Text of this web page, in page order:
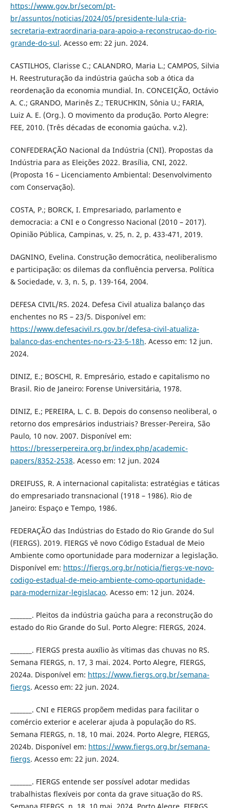
https://www.gov.br/secom/pt-
br/assuntos/noticias/2024/05/presidente-lula-cria-
secretaria-extraordinaria-para-apoio-a-reconstrucao-do-rio-
grande-do-sul. Acesso em: 22 jun. 2024.
CASTILHOS, Clarisse C.; CALANDRO, Maria L.; CAMPOS, Silvia
H. Reestruturação da indústria gaúcha sob a ótica da
reordenação da economia mundial. In. CONCEIÇÃO, Octávio
A. C.; GRANDO, Marinês Z.; TERUCHKIN, Sônia U.; FARIA,
Luiz A. E. (Org.). O movimento da produção. Porto Alegre:
FEE, 2010. (Três décadas de economia gaúcha. v.2).
CONFEDERAÇÃO Nacional da Indústria (CNI). Propostas da
Indústria para as Eleições 2022. Brasília, CNI, 2022.
(Proposta 16 – Licenciamento Ambiental: Desenvolvimento
com Conservação).
COSTA, P.; BORCK, I. Empresariado, parlamento e
democracia: a CNI e o Congresso Nacional (2010 – 2017).
Opinião Pública, Campinas, v. 25, n. 2, p. 433-471, 2019.
DAGNINO, Evelina. Construção democrática, neoliberalismo
e participação: os dilemas da confluência perversa. Política
& Sociedade, v. 3, n. 5, p. 139-164, 2004.
DEFESA CIVIL/RS. 2024. Defesa Civil atualiza balanço das
enchentes no RS – 23/5. Disponível em:
https://www.defesacivil.rs.gov.br/defesa-civil-atualiza-
balanco-das-enchentes-no-rs-23-5-18h. Acesso em: 12 jun.
2024.
DINIZ, E.; BOSCHI, R. Empresário, estado e capitalismo no
Brasil. Rio de Janeiro: Forense Universitária, 1978.
DINIZ, E.; PEREIRA, L. C. B. Depois do consenso neoliberal, o
retorno dos empresários industriais? Bresser-Pereira, São
Paulo, 10 nov. 2007. Disponível em:
https://bresserpereira.org.br/index.php/academic-
papers/8352-2538. Acesso em: 12 jun. 2024
DREIFUSS, R. A internacional capitalista: estratégias e táticas
do empresariado transnacional (1918 – 1986). Rio de
Janeiro: Espaço e Tempo, 1986.
FEDERAÇÃO das Indústrias do Estado do Rio Grande do Sul
(FIERGS). 2019. FIERGS vê novo Código Estadual de Meio
Ambiente como oportunidade para modernizar a legislação.
Disponível em: https://fiergs.org.br/noticia/fiergs-ve-novo-
codigo-estadual-de-meio-ambiente-como-oportunidade-
para-modernizar-legislacao. Acesso em: 12 jun. 2024.
_______. Pleitos da indústria gaúcha para a reconstrução do
estado do Rio Grande do Sul. Porto Alegre: FIERGS, 2024.
_______. FIERGS presta auxílio às vítimas das chuvas no RS.
Semana FIERGS, n. 17, 3 mai. 2024. Porto Alegre, FIERGS,
2024a. Disponível em: https://www.fiergs.org.br/semana-
fiergs. Acesso em: 22 jun. 2024.
_______. CNI e FIERGS propõem medidas para facilitar o
comércio exterior e acelerar ajuda à população do RS.
Semana FIERGS, n. 18, 10 mai. 2024. Porto Alegre, FIERGS,
2024b. Disponível em: https://www.fiergs.org.br/semana-
fiergs. Acesso em: 22 jun. 2024.
_______. FIERGS entende ser possível adotar medidas
trabalhistas flexíveis por conta da grave situação do RS.